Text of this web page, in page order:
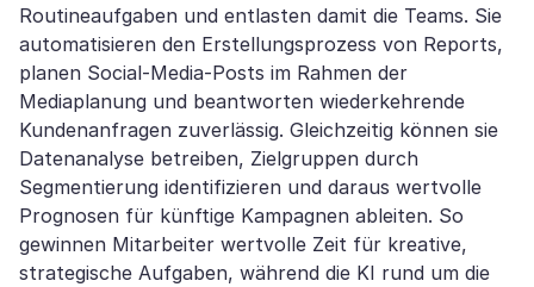
Routineaufgaben und entlasten damit die Teams. Sie
automatisieren den Erstellungsprozess von Reports,
planen Social-Media-Posts im Rahmen der
Mediaplanung und beantworten wiederkehrende
Kundenanfragen zuverlässig. Gleichzeitig können sie
Datenanalyse betreiben, Zielgruppen durch
Segmentierung identifizieren und daraus wertvolle
Prognosen für künftige Kampagnen ableiten. So
gewinnen Mitarbeiter wertvolle Zeit für kreative,
strategische Aufgaben, während die KI rund um die